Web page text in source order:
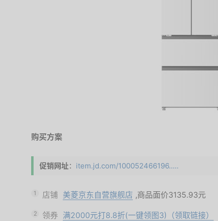
购买方案
促销网址： item.jd.com/100052466196.....
1 店铺 美菱京东自营旗舰店 ,商品面价3135.93元
2 领券 满2000元打8.8折(一键领图3)（领取链接）